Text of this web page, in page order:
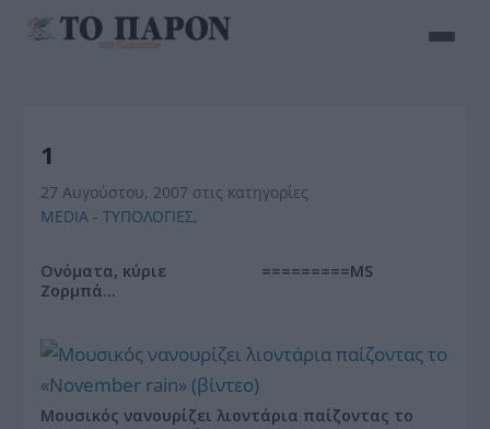
1
27 Αυγούστου, 2007 στις κατηγορίες
MEDIA - ΤΥΠΟΛΟΓΙΕΣ,
Ονόματα, κύριε
Ζορμπά…
=========MS
Μουσικός νανουρίζει λιοντάρια παίζοντας το